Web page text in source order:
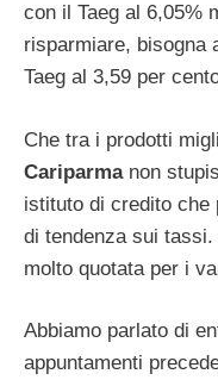
con il Taeg al 6,05%
risparmiare, bisogna
Taeg al 3,59 per
Che tra i prodotti
Cariparmanon
istituto di credito che
di tendenza sui tassi.
molto quotata per i
Abbiamo parlato di
appuntamenti